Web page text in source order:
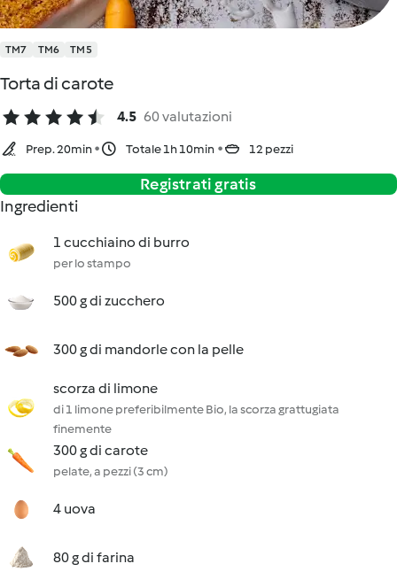
TM7 TM6 TM5
Torta di carote
4.5 60 valutazioni
Prep. 20min Totale 1h 10min 12 pezzi
Registrati gratis
Ingredienti
1 cucchiaino di burro
per lo stampo
500 g di zucchero
300 g di mandorle con la pelle
scorza di limone
di 1 limone preferibilmente Bio, la scorza grattugiata
finemente
300 g di carote
pelate, a pezzi (3 cm)
4 uova
80 g di farina